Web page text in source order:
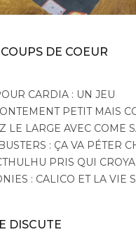
DE COEUR
CARDIA : UN JEU
PETIT MAIS
LE LARGE AVEC COME
: ÇA VA PÉTER
PRIS QUI
: CALICO ET LA VIE
DISCUTE